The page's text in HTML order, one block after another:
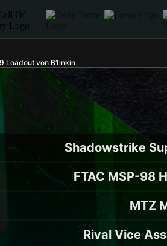
Loadout von B1inkin
Shadowstrike
FTAC MSP-98
MTZ
Rival Vice